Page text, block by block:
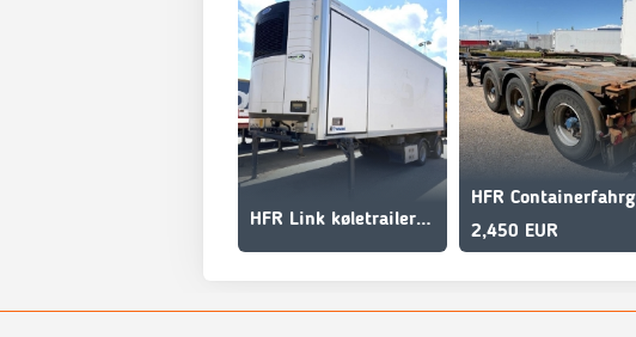
HFR Link køletrailer link
2,450 EUR